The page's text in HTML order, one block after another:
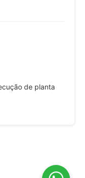
de planta